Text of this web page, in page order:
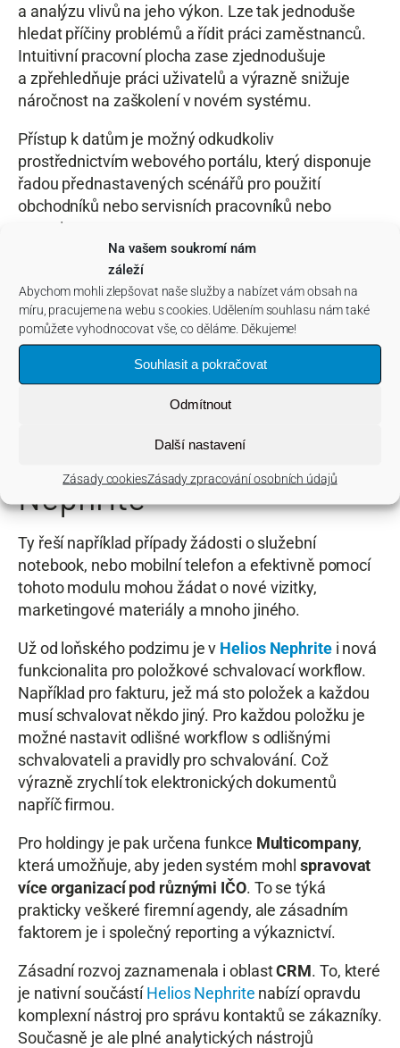
Na vašem soukromí nám
záleží
Abychom mohli zlepšovat naše služby a nabízet vám obsah na
míru, pracujeme na webu s cookies. Udělením souhlasu nám také
pomůžete vyhodnocovat vše, co děláme. Děkujeme!
Souhlasit a pokračovat
Odmítnout
Další nastavení
Zásady cookiesZásady zpracování osobních údajů
a analýzu vlivů na jeho výkon. Lze tak jednoduše
hledat příčiny problémů a řídit práci zaměstnanců.
Intuitivní pracovní plocha zase zjednodušuje
a zpřehledňuje práci uživatelů a výrazně snižuje
náročnost na zaškolení v novém systému.
Přístup k datům je možný odkudkoliv
prostřednictvím webového portálu, který disponuje
řadou přednastavených scénářů pro použití
obchodníků nebo servisních pracovníků nebo
reporting pro top management.
Další z novinek, na kterém tým pro
Nephritev posledních měsících pracoval, je modul
proProjektové řízení, který poptávala řada
zákazníků. Přináší komplexní pohled na projekt
libovolné velikosti od plánování, řízení až po jeho
vyhodnocení.
Žádanky, další nová
funkcionalita Helios
Nephrite
Ty řeší například případy žádosti o služební
notebook, nebo mobilní telefon a efektivně pomocí
tohoto modulu mohou žádat o nové vizitky,
marketingové materiály a mnoho jiného.
Už od loňského podzimu je v Helios Nephritei nová
funkcionalita pro položkové schvalovací workflow.
Například pro fakturu, jež má sto položek a každou
musí schvalovat někdo jiný. Pro každou položku je
možné nastavit odlišné workflow s odlišnými
schvalovateli a pravidly pro schvalování. Což
výrazně zrychlí tok elektronických dokumentů
napříč firmou.
Pro holdingy je pak určena funkce Multicompany,
která umožňuje, aby jeden systém mohlspravovat
více organizací pod různými IČO. To se týká
prakticky veškeré firemní agendy, ale zásadním
faktorem je i společný reporting a výkaznictví.
Zásadní rozvoj zaznamenala i oblastCRM. To, které
je nativní součástíHelios Nephrite nabízí opravdu
komplexní nástroj pro správu kontaktů se zákazníky.
Současně je ale plné analytických nástrojů